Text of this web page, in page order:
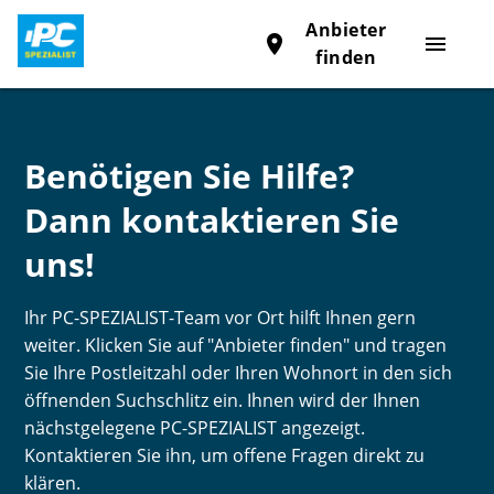
menu
place
Anbieter
finden
Benötigen Sie Hilfe?
Dann kontaktieren Sie
uns!
Ihr PC-SPEZIALIST-Team vor Ort hilft Ihnen gern
weiter. Klicken Sie auf "Anbieter finden" und tragen
Sie Ihre Postleitzahl oder Ihren Wohnort in den sich
öffnenden Suchschlitz ein. Ihnen wird der Ihnen
nächstgelegene PC-SPEZIALIST angezeigt.
Kontaktieren Sie ihn, um offene Fragen direkt zu
klären.